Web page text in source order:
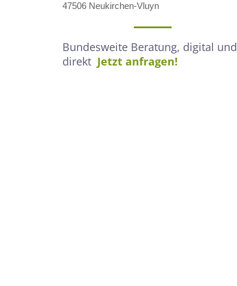
47506 Neukirchen-Vluyn
Bundesweite Beratung, digital und
direkt Jetzt anfragen!